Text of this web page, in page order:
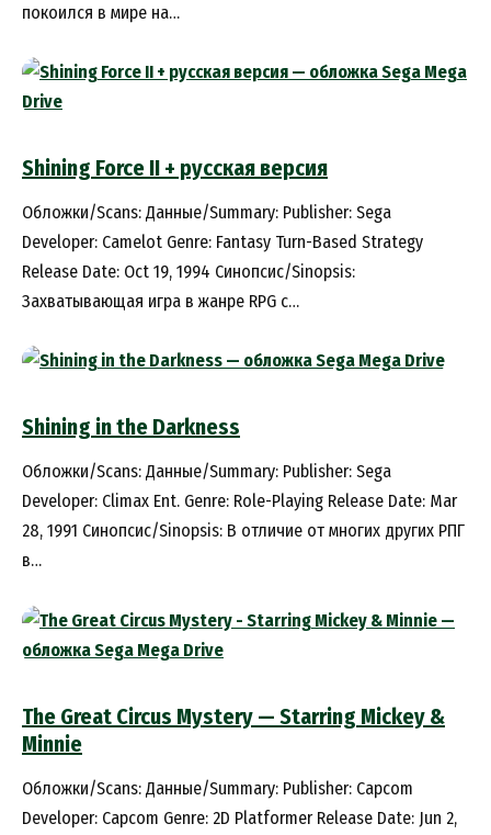
покоился в мире на…
Shining Force II + русская версия
Обложки/Scans: Данные/Summary: Publisher: Sega
Developer: Camelot Genre: Fantasy Turn-Based Strategy
Release Date: Oct 19, 1994 Синопсис/Sinopsis:
Захватывающая игра в жанре RPG с…
Shining in the Darkness
Обложки/Scans: Данные/Summary: Publisher: Sega
Developer: Climax Ent. Genre: Role-Playing Release Date: Mar
28, 1991 Синопсис/Sinopsis: В отличие от многих других РПГ
в…
The Great Circus Mystery — Starring Mickey &
Minnie
Обложки/Scans: Данные/Summary: Publisher: Capcom
Developer: Capcom Genre: 2D Platformer Release Date: Jun 2,